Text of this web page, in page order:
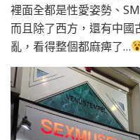
裡面全都是性愛姿勢、
而且除了西方，還有中國
亂，看得整個都麻痺了…